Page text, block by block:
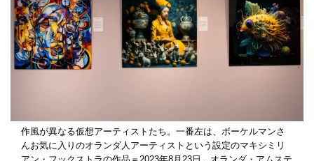
作風が異なる仮想アーティストたち。一番左は、ボーケルマンさ
んお気に入りのオランダ人アーティストという設定のマキシミリ